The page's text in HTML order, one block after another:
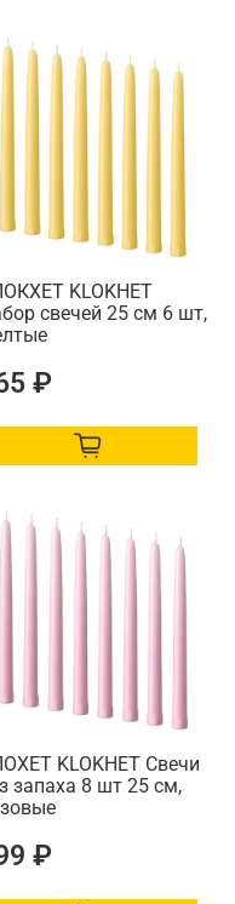
KLOKHET
свечей 25 см 6 шт,
₽
KLOKHET Свечи
запаха 8 шт 25 см,
₽